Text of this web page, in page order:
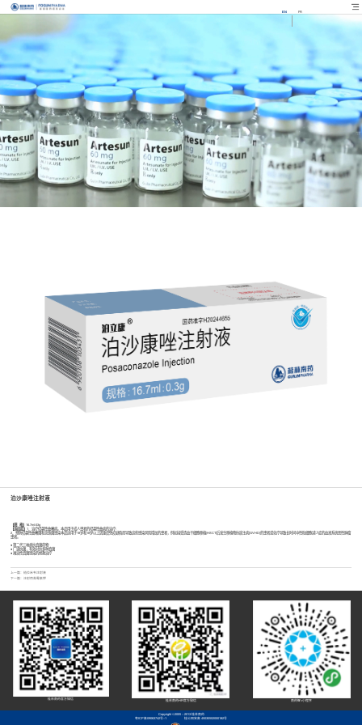
EN FR
泊沙康唑注射液
【规 格】16.7ml:03g
【适应症】1、治疗侵袭性曲霉病。本品用于成人患者的侵袭性曲病的治疗:
2、预防侵袭性曲霉菌和念珠菌感染本品适用于18岁和18岁以上因重度免疫缺陷而导致这些感染风险增加的患者，例如接受造血干细胞移植{HSCT)后发生移植物抗宿主病[GVHD}的患者或化疗导致长时间中性粒细胞减少症的血液系统恶性肿瘤
患者。
● 第二代三唑类抗真菌药物
● 广谱抗菌，有效对抗多种真菌
● 难治性真菌感染的挽救治疗
上一篇：
帕拉米韦注射液
下一篇：
注射用青霉素钾
桂林南药官方微信
桂林南药HR官方微信 南药智+小程序
Copyright ©2005 - 2013 桂林南药
粤ICP备09063742号-1
桂公网安备 45030502000182号